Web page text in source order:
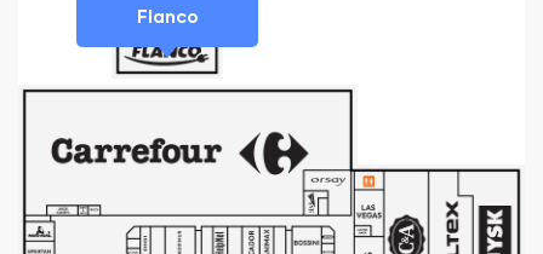
Flanco